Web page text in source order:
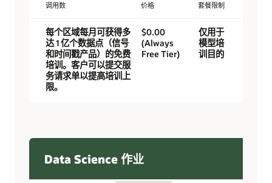
调用数 价格 套餐限制
每个区域每月可获得多
达 1 亿个数据点（信号
和时间戳产品）的免费
培训。客户可以提交服
务请求单以提高培训上
限。
$0.00
(Always
Free Tier)
仅用于
模型培
训目的
Data Science 作业